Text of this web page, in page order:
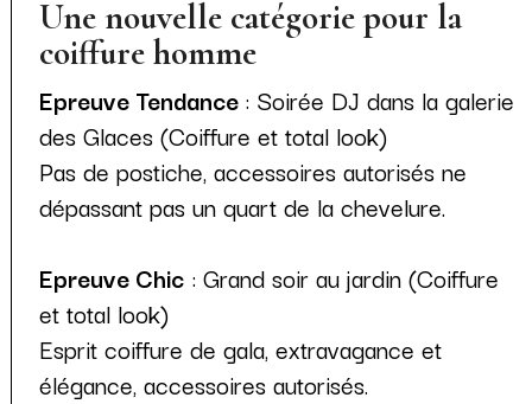
Une nouvelle catégorie pour la
coiffure homme
Epreuve Tendance: Soirée DJ dans la galerie
des Glaces (Coiffure et total look)
Pas de postiche, accessoires autorisés ne
dépassant pas un quart de la chevelure.
Epreuve Chic : Grand soir au jardin (Coiffure
et total look)
Esprit coiffure de gala, extravagance et
élégance, accessoires autorisés.